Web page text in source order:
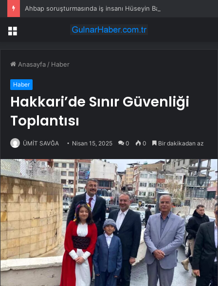
Menü
Anasayfa / Haber
Haber
Hakkari’de Sınır Güvenliği
Toplantısı
ÜMİT SAVĞA Nisan 15, 2025 0 0 Bir dakikadan az